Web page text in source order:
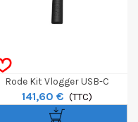
Rode Kit Vlogger USB-C
141,60 € (TTC)